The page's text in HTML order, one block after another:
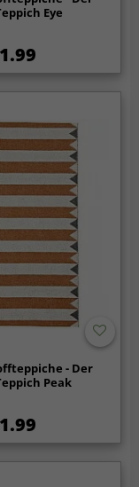
Eye
- Der
Peak